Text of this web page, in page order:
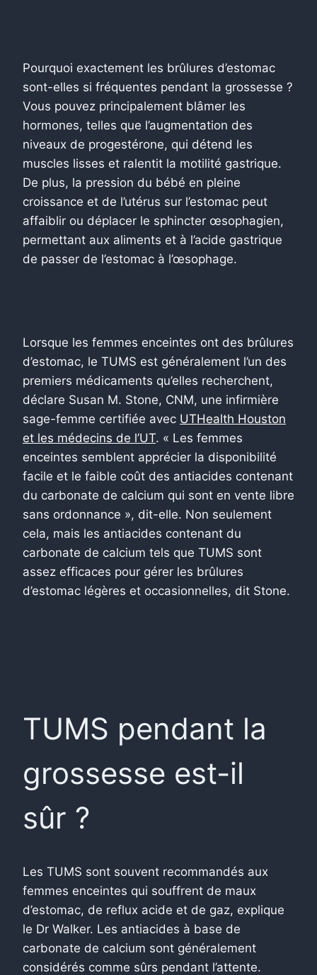
Pourquoi exactement les brûlures d’estomac
sont-elles si fréquentes pendant la grossesse ?
Vous pouvez principalement blâmer les
hormones, telles que l’augmentation des
niveaux de progestérone, qui détend les
muscles lisses et ralentit la motilité gastrique.
De plus, la pression du bébé en pleine
croissance et de l’utérus sur l’estomac peut
affaiblir ou déplacer le sphincter œsophagien,
permettant aux aliments et à l’acide gastrique
de passer de l’estomac à l’œsophage.
Lorsque les femmes enceintes ont des brûlures
d’estomac, le TUMS est généralement l’un des
premiers médicaments qu’elles recherchent,
déclare Susan M. Stone, CNM, une infirmière
sage-femme certifiée avec UTHealth Houston
et les médecins de l’UT. « Les femmes
enceintes semblent apprécier la disponibilité
facile et le faible coût des antiacides contenant
du carbonate de calcium qui sont en vente libre
sans ordonnance », dit-elle. Non seulement
cela, mais les antiacides contenant du
carbonate de calcium tels que TUMS sont
assez efficaces pour gérer les brûlures
d’estomac légères et occasionnelles, dit Stone.
TUMS pendant la
grossesse est-il
sûr ?
Les TUMS sont souvent recommandés aux
femmes enceintes qui souffrent de maux
d’estomac, de reflux acide et de gaz, explique
le Dr Walker. Les antiacides à base de
carbonate de calcium sont généralement
considérés comme sûrs pendant l’attente.